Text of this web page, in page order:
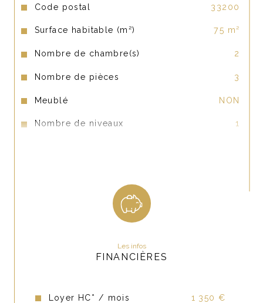
Visiophone.
12 arrêt Parc Bordelais et bus 3 arrêt Grand Lebrun à 5 minutes à
Disponibilité immédiate.
Possibilité de louer une place de parking en sous sol au tarif de 100
Loyer : 1350 euros
Honoraires de location : 975 euros.
Pour toutes questions, je suis à votre disposition. Johanna CLEDOU :
0632213563/ jc@lacledupatrimoine.com
Code postal 33200
Surface habitable (m²) 75 m²
Nombre de chambre(s) 2
Nombre de pièces 3
Meublé NON
Nombre de niveaux 1
Les infos
FINANCIÈRES
Loyer HC* / mois 1 350 €